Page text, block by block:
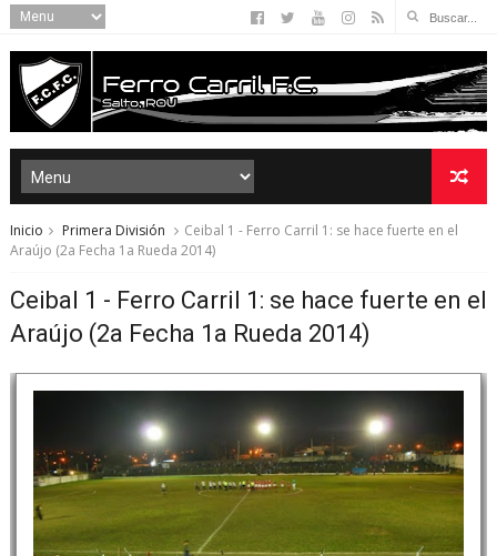
Inicio Primera División
Ceibal 1 - Ferro Carril 1: se hace fuerte en el
Araújo (2a Fecha 1a Rueda 2014)
Ceibal 1 - Ferro Carril 1: se hace fuerte en el
Araújo (2a Fecha 1a Rueda 2014)